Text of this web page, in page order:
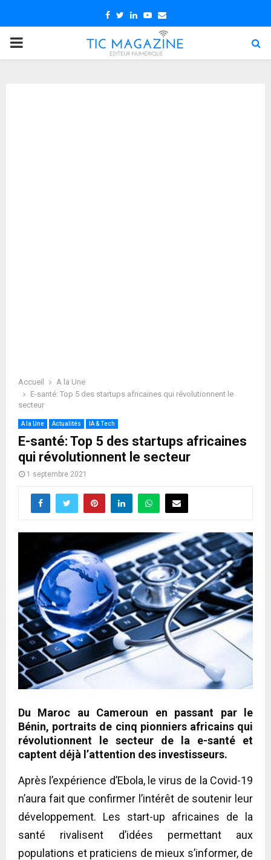
Facebook
TwitterLinkedin
Youtube
Email
PRIMARY
Accueil
A la Une
E-santé: Top 5 des startups africaines qui révolutionnent le
secteur
A la Une Actualités IA & Tech
E-santé: Top 5 des startups africaines
qui révolutionnent le secteur
1 septembre 2021
Du Maroc au Cameroun en passant par le
Bénin, portraits de cinq pionniers africains qui
révolutionnent le secteur de la e-santé et
captent déjà l’attention des investisseurs.
Après l’expérience d’Ebola, le virus de la Covid-19
n’aura fait que confirmer l’intérêt de soutenir leur
développement. Les start-up africaines de la
santé rivalisent d’idées permettant aux
populations et praticiens de mieux s’informer, de